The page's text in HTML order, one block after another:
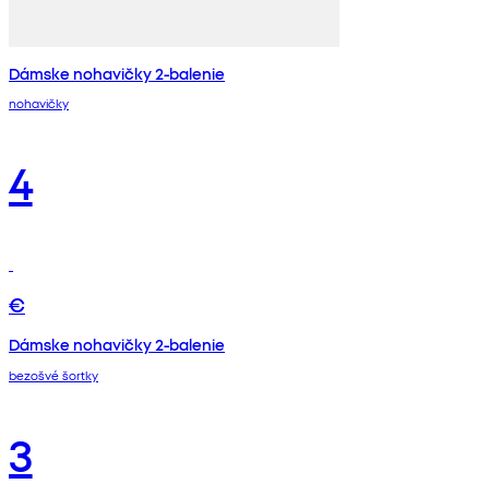
Dámske nohavičky 2-balenie
nohavičky
4
€
Dámske nohavičky 2-balenie
bezošvé šortky
3